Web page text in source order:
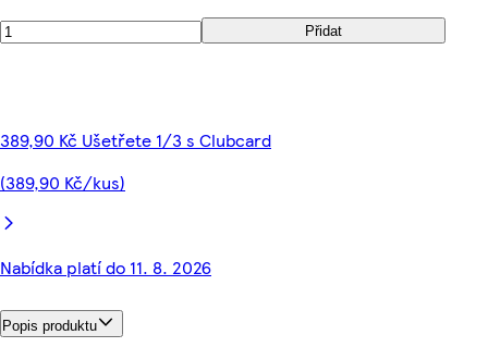
Přidat
389,90 Kč Ušetřete 1/3 s Clubcard
(389,90 Kč/kus)
Nabídka platí do 11. 8. 2026
Popis produktu